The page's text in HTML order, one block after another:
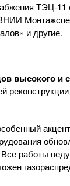
ТЭЦ-11
и другие.
высокого и
работы